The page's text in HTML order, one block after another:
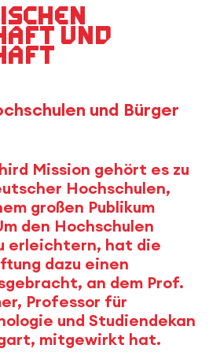
und
und Bürger
Mission gehört es zu
Hochschulen,
großen Publikum
den Hochschulen
erleichtern, hat die
dazu einen
an dem Prof.
Professor für
und Studiendekan
mitgewirkt hat.